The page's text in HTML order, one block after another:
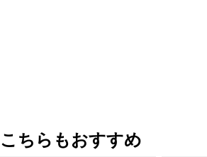
こちらもおすすめ